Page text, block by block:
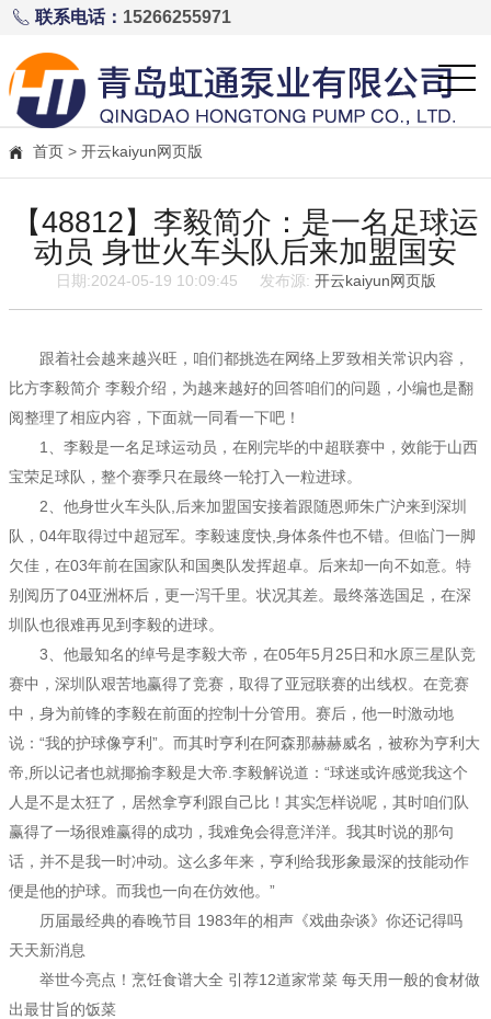
联系电话： 15266255971
首页 >开云kaiyun网页版
【48812】李毅简介：是一名足球运
动员 身世火车头队后来加盟国安
日期:2024-05-19 10:09:45 发布源: 开云kaiyun网页版
跟着社会越来越兴旺，咱们都挑选在网络上罗致相关常识内容，
比方李毅简介 李毅介绍，为越来越好的回答咱们的问题，小编也是翻
阅整理了相应内容，下面就一同看一下吧！
1、李毅是一名足球运动员，在刚完毕的中超联赛中，效能于山西
宝荣足球队，整个赛季只在最终一轮打入一粒进球。
2、他身世火车头队,后来加盟国安接着跟随恩师朱广沪来到深圳
队，04年取得过中超冠军。李毅速度快,身体条件也不错。但临门一脚
欠佳，在03年前在国家队和国奥队发挥超卓。后来却一向不如意。特
别阅历了04亚洲杯后，更一泻千里。状况其差。最终落选国足，在深
圳队也很难再见到李毅的进球。
3、他最知名的绰号是李毅大帝，在05年5月25日和水原三星队竞
赛中，深圳队艰苦地赢得了竞赛，取得了亚冠联赛的出线权。在竞赛
中，身为前锋的李毅在前面的控制十分管用。赛后，他一时激动地
说：“我的护球像亨利”。而其时亨利在阿森那赫赫威名，被称为亨利大
帝,所以记者也就揶揄李毅是大帝.李毅解说道：“球迷或许感觉我这个
人是不是太狂了，居然拿亨利跟自己比！其实怎样说呢，其时咱们队
赢得了一场很难赢得的成功，我难免会得意洋洋。我其时说的那句
话，并不是我一时冲动。这么多年来，亨利给我形象最深的技能动作
便是他的护球。而我也一向在仿效他。”
历届最经典的春晚节目 1983年的相声《戏曲杂谈》你还记得吗
天天新消息
举世今亮点！烹饪食谱大全 引荐12道家常菜 每天用一般的食材做
出最甘旨的饭菜